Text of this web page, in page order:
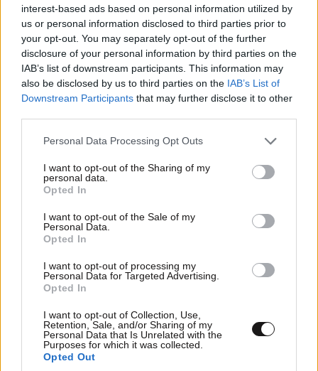
interest-based ads based on personal information utilized by
us or personal information disclosed to third parties prior to
your opt-out. You may separately opt-out of the further
disclosure of your personal information by third parties on the
IAB’s list of downstream participants. This information may
also be disclosed by us to third parties on the IAB’s List of
Downstream Participants that may further disclose it to other
Please note that this website/app uses one or more Google
not limited to your visit or usage behaviour. You may click to
grant or deny consent to Google and its third-party tags to
use your data for below specified purposes in below Google
consent section.
Personal Data Processing Opt Outs
I want to opt-out of the Sharing of my
personal data.
Opted In
I want to opt-out of the Sale of my
Personal Data.
Opted In
I want to opt-out of processing my
Personal Data for Targeted Advertising.
Opted In
I want to opt-out of Collection, Use,
Retention, Sale, and/or Sharing of my
Personal Data that Is Unrelated with the
Purposes for which it was collected.
Opted Out
ΣΧΌΛΙΑ ΑΝΑΓΝΩΣΤΏΝ
ΠΡΟΣΘΕΣΤΕ ΤΟ ΣΧΟΛΙΟ ΣΑΣ